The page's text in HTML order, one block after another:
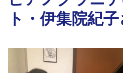
ト・伊集院紀